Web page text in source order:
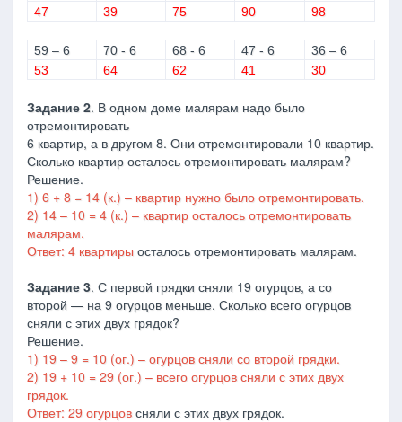
47
39 75 90 98
59 – 6 70 - 6 68 - 6 47 - 6
36 – 6
53
64 62 41 30
Задание 2. В одном доме малярам надо было
отремонтировать
6 квартир, а в другом 8. Они отремонтировали 10 квартир.
Сколько квартир осталось отремонтировать малярам?
Решение.
1) 6 + 8 = 14 (к.) – квартир нужно было отремонтировать.
2) 14 – 10 = 4 (к.) – квартир осталось отремонтировать
малярам.
Ответ: 4 квартиры осталось отремонтировать малярам.
Задание 3. С первой грядки сняли 19 огурцов, а со
второй — на 9 огурцов меньше. Сколько всего огурцов
сняли с этих двух грядок?
Решение.
1) 19 – 9 = 10 (ог.) – огурцов сняли со второй грядки.
2) 19 + 10 = 29 (ог.) – всего огурцов сняли с этих двух
грядок.
Ответ: 29 огурцов сняли с этих двух грядок.